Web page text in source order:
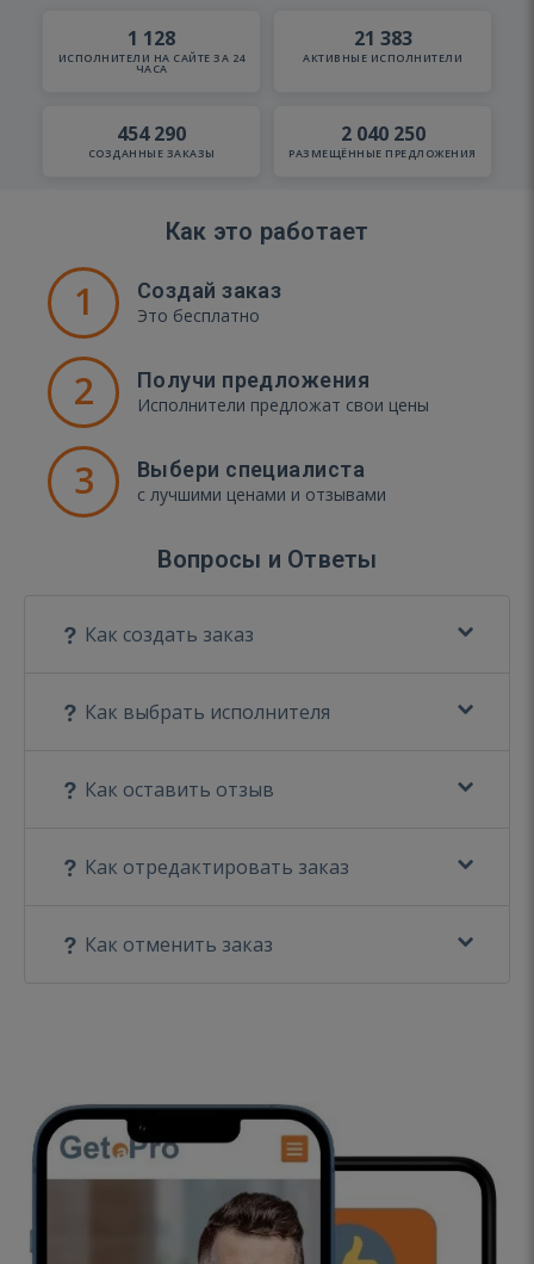
1 128
ИСПОЛНИТЕЛИ НА САЙТЕ ЗА 24
ЧАСА
21 383
АКТИВНЫЕ ИСПОЛНИТЕЛИ
454 290
СОЗДАННЫЕ ЗАКАЗЫ
2 040 250
РАЗМЕЩЁННЫЕ ПРЕДЛОЖЕНИЯ
Как это работает
1 Создай заказ
Это бесплатно
2 Получи предложения
Исполнители предложат свои цены
3 Выбери специалиста
с лучшими ценами и отзывами
Вопросы и Ответы
Как создать заказ
Как выбрать исполнителя
Как оставить отзыв
Как отредактировать заказ
Как отменить заказ